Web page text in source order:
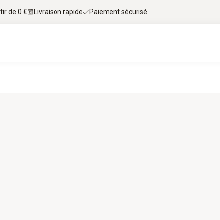
de 0 € Livraison rapide Paiement sécurisé